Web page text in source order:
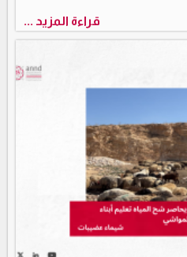
قراءة المزيد ...